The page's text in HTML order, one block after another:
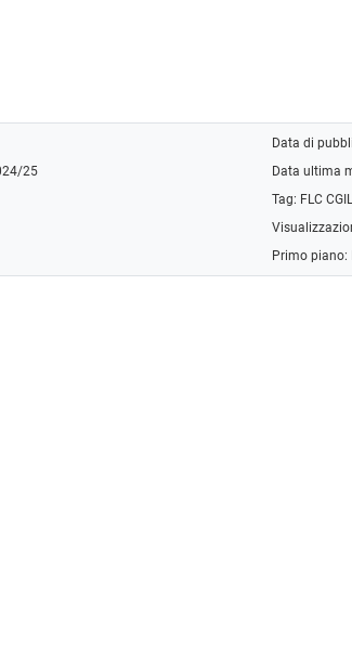
Data di
25
Data ultima
Tag: FLC
Primo piano: